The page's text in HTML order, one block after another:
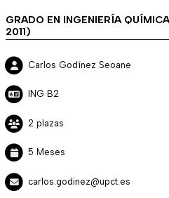
GRADO EN INGENIERÍA
2011)
Carlos Godínez Seoane
ING B2
2 plazas
5 Meses
carlos.godinez@upct.es